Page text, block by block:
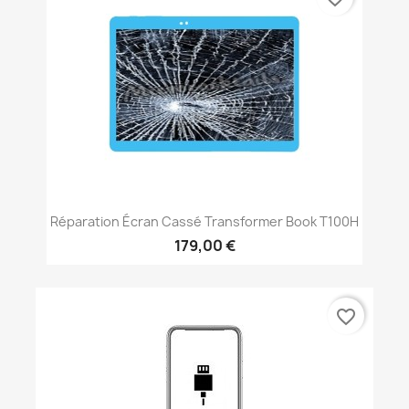
Réparation Écran Cassé Transformer Book T100H
179,00 €
favorite_border